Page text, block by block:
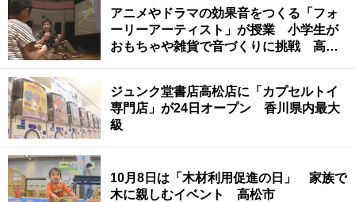
アニメやドラマの効果音をつくる「フォ
ーリーアーティスト」が授業 小学生が
おもちゃや雑貨で音づくりに挑戦 高松
ジュンク堂書店高松店に「カプセルトイ
専門店」が24日オープン 香川県内最大
級
10月8日は「木材利用促進の日」 家族で
木に親しむイベント 高松市